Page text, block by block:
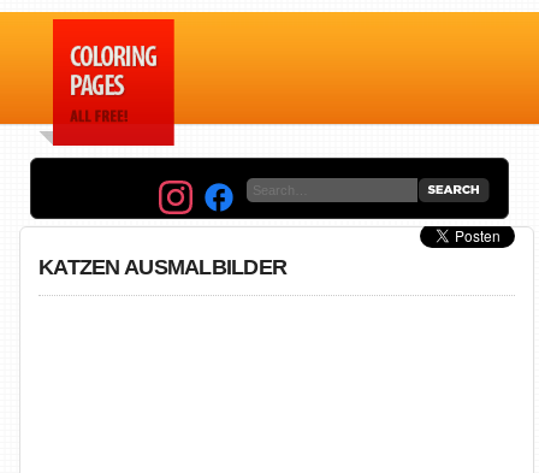
KATZEN AUSMALBILDER